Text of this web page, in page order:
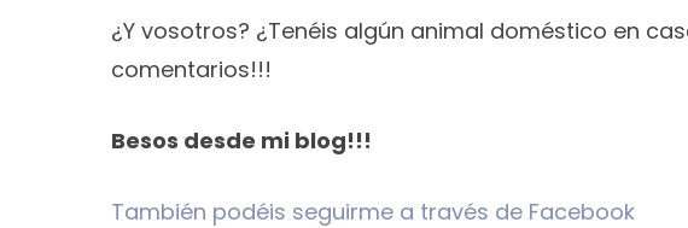
¿Y vosotros? ¿Tenéis algún animal doméstico en
comentarios!!!
Besos desde mi blog!!!
También podéis seguirme a través de Facebook